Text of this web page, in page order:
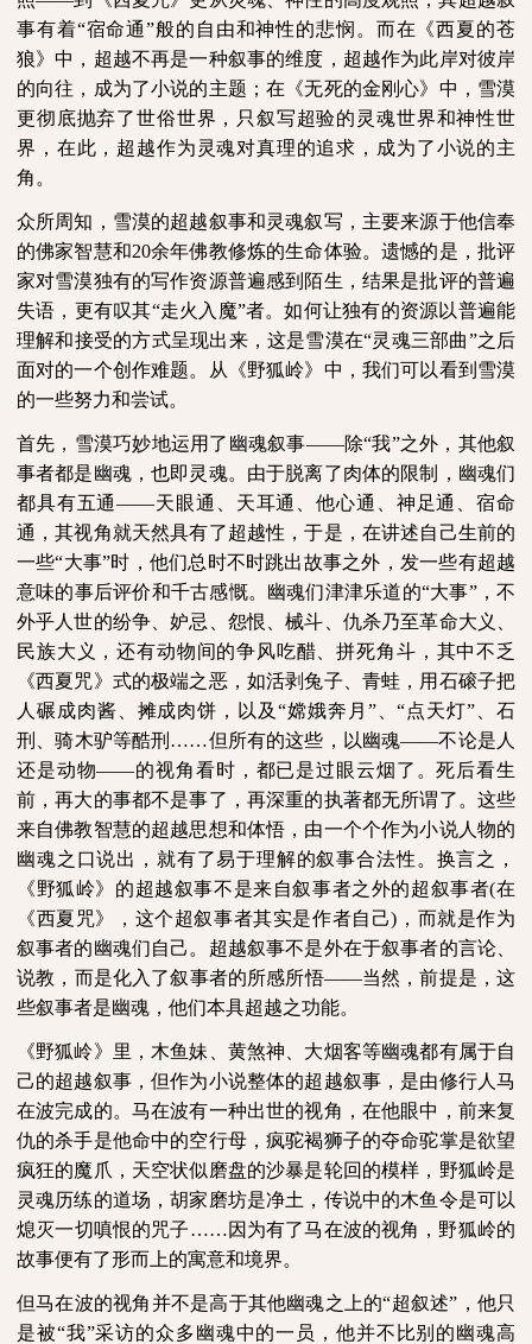
事有着“宿命通”般的自由和神性的悲悯。而在《西夏的苍
狼》中，超越不再是一种叙事的维度，超越作为此岸对彼岸
的向往，成为了小说的主题；在《无死的金刚心》中，雪漠
更彻底抛弃了世俗世界，只叙写超验的灵魂世界和神性世
界，在此，超越作为灵魂对真理的追求，成为了小说的主
角。
众所周知，雪漠的超越叙事和灵魂叙写，主要来源于他信奉
的佛家智慧和20余年佛教修炼的生命体验。遗憾的是，批评
家对雪漠独有的写作资源普遍感到陌生，结果是批评的普遍
失语，更有叹其“走火入魔”者。如何让独有的资源以普遍能
理解和接受的方式呈现出来，这是雪漠在“灵魂三部曲”之后
面对的一个创作难题。从《野狐岭》中，我们可以看到雪漠
的一些努力和尝试。
首先，雪漠巧妙地运用了幽魂叙事——除“我”之外，其他叙
事者都是幽魂，也即灵魂。由于脱离了肉体的限制，幽魂们
都具有五通——天眼通、天耳通、他心通、神足通、宿命
通，其视角就天然具有了超越性，于是，在讲述自己生前的
一些“大事”时，他们总时不时跳出故事之外，发一些有超越
意味的事后评价和千古感慨。幽魂们津津乐道的“大事”，不
外乎人世的纷争、妒忌、怨恨、械斗、仇杀乃至革命大义、
民族大义，还有动物间的争风吃醋、拼死角斗，其中不乏
《西夏咒》式的极端之恶，如活剥兔子、青蛙，用石磙子把
人碾成肉酱、摊成肉饼，以及“嫦娥奔月”、“点天灯”、石
刑、骑木驴等酷刑……但所有的这些，以幽魂——不论是人
还是动物——的视角看时，都已是过眼云烟了。死后看生
前，再大的事都不是事了，再深重的执著都无所谓了。这些
来自佛教智慧的超越思想和体悟，由一个个作为小说人物的
幽魂之口说出，就有了易于理解的叙事合法性。换言之，
《野狐岭》的超越叙事不是来自叙事者之外的超叙事者(在
《西夏咒》，这个超叙事者其实是作者自己) ，而就是作为
叙事者的幽魂们自己。超越叙事不是外在于叙事者的言论、
说教，而是化入了叙事者的所感所悟——当然，前提是，这
些叙事者是幽魂，他们本具超越之功能。
《野狐岭》里，木鱼妹、黄煞神、大烟客等幽魂都有属于自
己的超越叙事，但作为小说整体的超越叙事，是由修行人马
在波完成的。马在波有一种出世的视角，在他眼中，前来复
仇的杀手是他命中的空行母，疯驼褐狮子的夺命驼掌是欲望
疯狂的魔爪，天空状似磨盘的沙暴是轮回的模样，野狐岭是
灵魂历练的道场，胡家磨坊是净土，传说中的木鱼令是可以
熄灭一切嗔恨的咒子……因为有了马在波的视角，野狐岭的
故事便有了形而上的寓意和境界。
但马在波的视角并不是高于其他幽魂之上的“超叙述”，他只
是被“我”采访的众多幽魂中的一员，他并不比别的幽魂高